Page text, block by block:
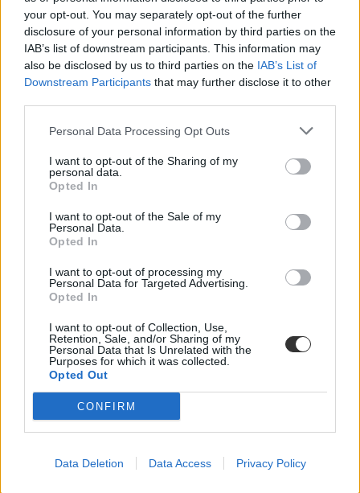
your opt-out. You may separately opt-out of the further
disclosure of your personal information by third parties on the
IAB’s list of downstream participants. This information may
also be disclosed by us to third parties on the IAB’s List of
Downstream Participants that may further disclose it to other
Personal Data Processing Opt Outs
I want to opt-out of the Sharing of my
personal data.
Opted In
I want to opt-out of the Sale of my
Personal Data.
Opted In
I want to opt-out of processing my
Personal Data for Targeted Advertising.
Opted In
I want to opt-out of Collection, Use,
Retention, Sale, and/or Sharing of my
Personal Data that Is Unrelated with the
Purposes for which it was collected.
Opted Out
CONFIRM
Data Deletion Data Access Privacy Policy